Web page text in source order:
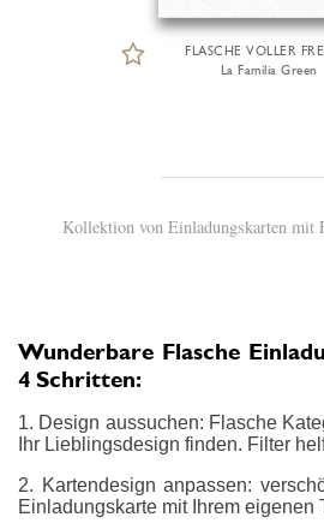
FLASCHE VOLLER
La Familia Green
Kollektion von Einladungskarten mit
Wunderbare Flasche
4 Schritten:
1. Design aussuchen: Flasche
Ihr Lieblingsdesign finden. Filter
2. Kartendesign anpassen:
Einladungskarte mit Ihrem eigenen